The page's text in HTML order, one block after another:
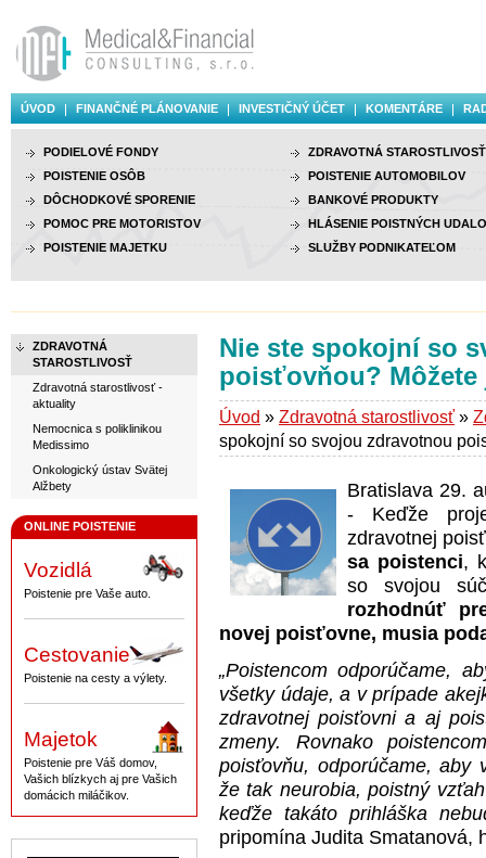
ÚVOD FINANČNÉ PLÁNOVANIE INVESTIČNÝ ÚČET KOMENTÁRE
PODIELOVÉ FONDY
POISTENIE OSÔB
DÔCHODKOVÉ SPORENIE
POMOC PRE MOTORISTOV
POISTENIE MAJETKU
ZDRAVOTNÁ STAROSTLIVOSŤ
POISTENIE AUTOMOBILOV
BANKOVÉ PRODUKTY
HLÁSENIE POISTNÝCH
SLUŽBY PODNIKATEĽOM
ZDRAVOTNÁ
STAROSTLIVOSŤ
Zdravotná starostlivosť -
aktuality
Nemocnica s poliklinikou
Medissimo
Onkologický ústav Svätej
Alžbety
ONLINE POISTENIE
Vozidlá
Poistenie pre Vaše auto.
Cestovanie
Poistenie na cesty a výlety.
Majetok
Poistenie pre Váš domov,
Vašich blízkych aj pre Vašich
domácich miláčikov.
Nie ste spokojní so
poisťovňou?
Úvod » Zdravotná starostlivosť»
spokojní so svojou zdravotnou
Bratislava 29.
- Keďže
zdravotnej
sa poistenci,
so svojou
rozhodnúť
novej poisťovne, musia
„Poistencom odporúčame,
všetky údaje, a v prípade
zdravotnej poisťovni a aj
zmeny. Rovnako
poisťovňu, odporúčame, aby
že tak neurobia, poistný
keďže takáto prihláška
pripomína Judita Smatanová,